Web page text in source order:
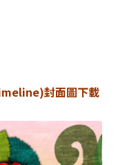
封面圖下載